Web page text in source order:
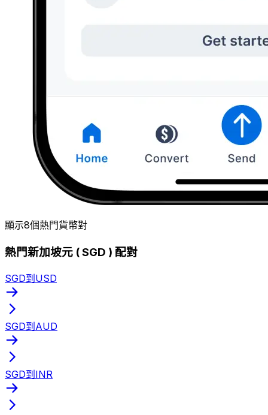
顯示8個熱門貨幣對
熱門新加坡元 ( SGD ) 配對
SGD到USD
SGD到AUD
SGD到INR